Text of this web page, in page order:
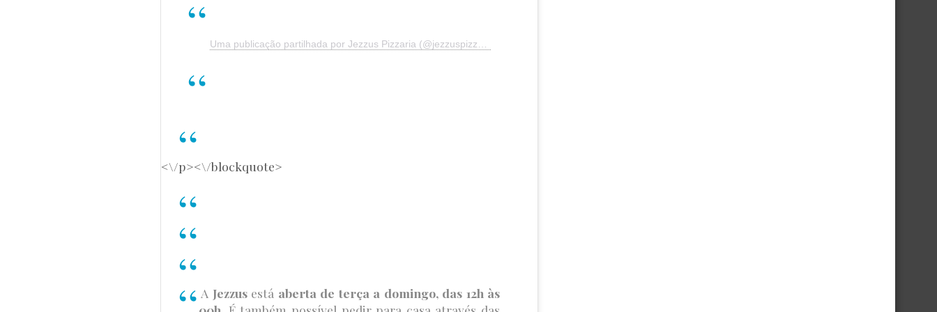
Uma publicação partilhada por Jezzus Pizzaria (@jezzuspizzaria)
<\/p><\/blockquote>
A Jezzus está aberta de terça a domingo, das 12h às